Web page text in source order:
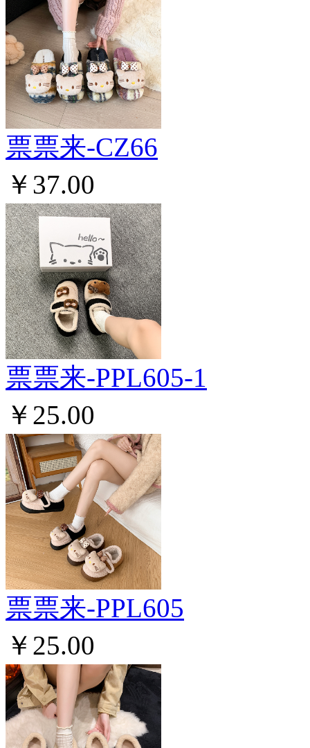
票票来-CZ66
￥37.00
票票来-PPL605-1
￥25.00
票票来-PPL605
￥25.00